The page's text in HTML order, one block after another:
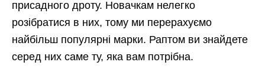
присадного дроту. Новачкам нелегко
розібратися в них, тому ми перерахуємо
найбільш популярні марки. Раптом ви знайдете
серед них саме ту, яка вам потрібна.